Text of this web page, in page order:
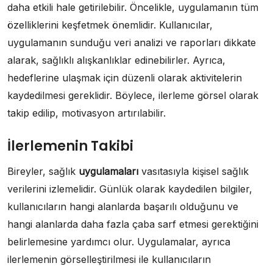
daha etkili hale getirilebilir. Öncelikle, uygulamanın tüm
özelliklerini keşfetmek önemlidir. Kullanıcılar,
uygulamanın sunduğu veri analizi ve raporları dikkate
alarak, sağlıklı alışkanlıklar edinebilirler. Ayrıca,
hedeflerine ulaşmak için düzenli olarak aktivitelerin
kaydedilmesi gereklidir. Böylece, ilerleme görsel olarak
takip edilip, motivasyon artırılabilir.
İlerlemenin Takibi
Bireyler, sağlık uygulamaları vasıtasıyla kişisel sağlık
verilerini izlemelidir. Günlük olarak kaydedilen bilgiler,
kullanıcıların hangi alanlarda başarılı olduğunu ve
hangi alanlarda daha fazla çaba sarf etmesi gerektiğini
belirlemesine yardımcı olur. Uygulamalar, ayrıca
ilerlemenin görselleştirilmesi ile kullanıcıların